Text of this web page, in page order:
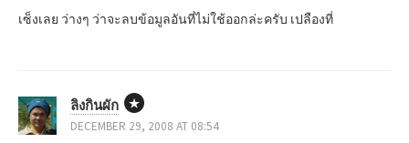
เซ็งเลย ว่างๆ ว่าจะลบข้อมูลอันที่ไม่ใช้ออกล่ะครับ เปลืองที่
ลิงกินผัก
DECEMBER 29, 2008 AT 08:54